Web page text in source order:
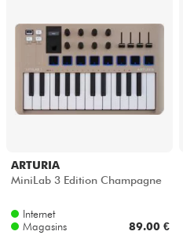
ARTURIA
MiniLab 3 Edition Champagne
Internet
Magasins
89.00 €